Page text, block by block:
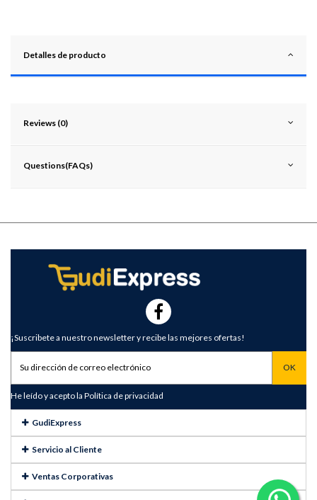
Detalles de producto
Reviews (0)
Questions(FAQs)
¡Suscribete a nuestro newsletter y recibe las mejores ofertas!
He leído y acepto la Política de privacidad
GudiExpress
Servicio al Cliente
Ventas Corporativas